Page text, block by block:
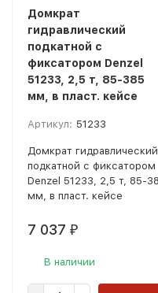
Домкрат
гидравлический
подкатной с
фиксатором Denzel
51233, 2,5 т, 85-385
мм, в пласт. кейсе
Артикул: 51233
Домкрат гидравлический
подкатной с фиксатором
Denzel 51233, 2,5 т, 85-
мм, в пласт. кейсе
7 037 ₽
В наличии